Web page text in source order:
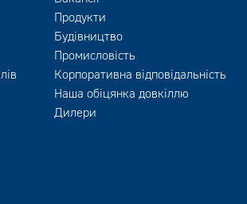
Продукти
Будівництво
Промисловість
Корпоративна відповідальність
Наша обіцянка довкіллю
Дилери